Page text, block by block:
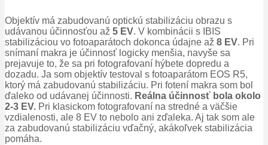
Objektív má zabudovanú optickú stabilizáciu obrazu s
udávanou účinnosťou až 5 EV. V kombinácii s IBIS
stabilizáciou vo fotoaparátoch dokonca údajne až 8 EV. Pri
snímaní makra je účinnosť logicky menšia, navyše sa
prejavuje to, že sa pri fotografovaní hýbete dopredu a
dozadu. Ja som objektív testoval s fotoaparátom EOS R5,
ktorý má zabudovanú stabilizáciu. Pri fotení makra som bol
ďaleko od udávanej účinnosti. Reálna účinnosť bola okolo
2-3 EV. Pri klasickom fotografovaní na stredné a väčšie
vzdialenosti, ale 8 EV to nebolo ani zďaleka. Aj tak som ale
za zabudovanú stabilizáciu vďačný, akákoľvek stabilizácia
pomáha.